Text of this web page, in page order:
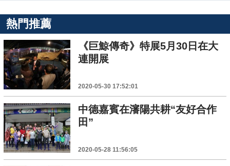
熱門推薦
《巨鯨傳奇》特展5月30日在大
連開展
2020-05-30 17:52:01
中德嘉賓在瀋陽共耕“友好合作
田”
2020-05-28 11:56:05